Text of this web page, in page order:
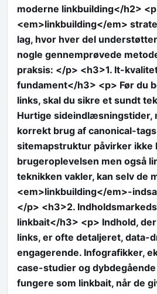
moderne linkbuilding</h2>
<em>linkbuilding</em>
lag, hvor hver del
nogle gennemprøvede
praksis: </p> <h3>1. It-
fundament</h3> <p> Før du
links, skal du sikre et sundt
Hurtige sideindlæsningstider,
korrekt brug af canonical-
sitemapstruktur påvirker ikke
brugeroplevelsen men også
teknikken vakler, kan selv de
<em>linkbuilding</em>-
</p> <h3>2.
linkbait</h3> <p> Indhold,
links, er ofte detaljeret, data-
engagerende. Infografikker,
case-studier og
fungere som linkbait, når de